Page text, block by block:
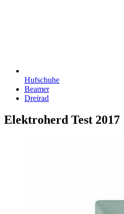
Hufschuhe
Beamer
Dreirad
Elektroherd Test 2017